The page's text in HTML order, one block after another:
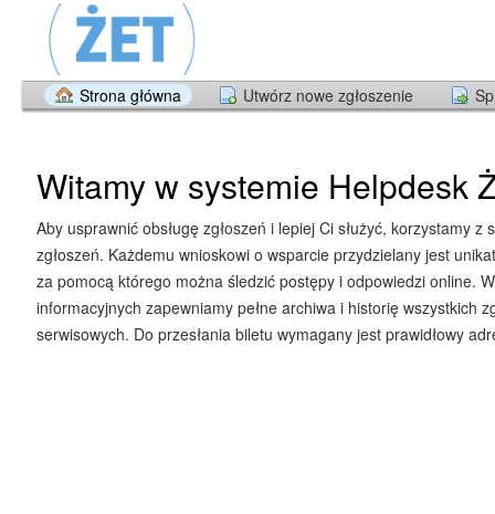
Strona główna Utwórz nowe zgłoszenie
Witamy w systemie Helpdesk
Aby usprawnić obsługę zgłoszeń i lepiej Ci służyć, korzystamy z
zgłoszeń. Każdemu wnioskowi o wsparcie przydzielany jest
za pomocą którego można śledzić postępy i odpowiedzi online.
informacyjnych zapewniamy pełne archiwa i historię wszystkich
serwisowych. Do przesłania biletu wymagany jest prawidłowy